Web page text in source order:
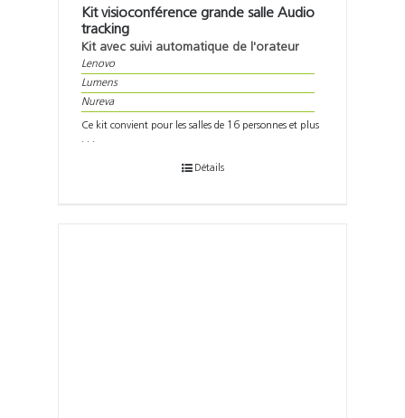
Kit visioconférence grande salle Audio
tracking
Kit avec suivi automatique de l'orateur
Lenovo
Lumens
Nureva
Ce kit convient pour les salles de 16 personnes et plus
. . .
Détails